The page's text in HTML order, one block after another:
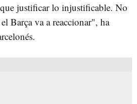
justificar lo injustificable. No
Barça va a reaccionar", ha